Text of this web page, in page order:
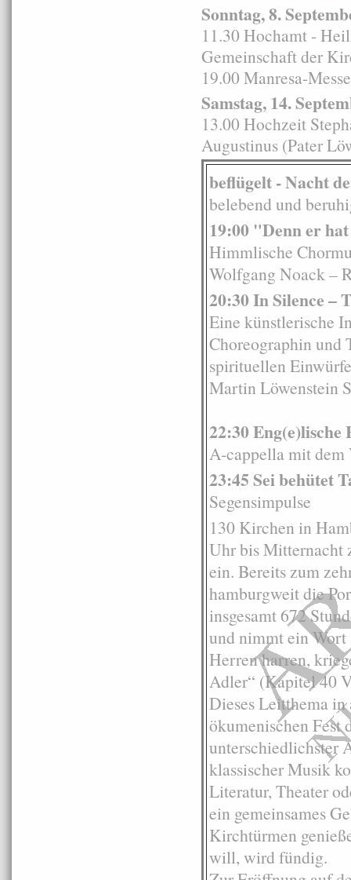
Sonntag, 8.
11.30 Hochamt -
Gemeinschaft der
19.00 Manresa-
Samstag, 14.
13.00 Hochzeit
Augustinus (Pater
beflügelt - Nacht
belebend und
19:00 "Denn er
Himmlische
Wolfgang Noack –
20:30 In Silence –
Eine künstlerische
Choreographin und
spirituellen
Martin Löwenstein
22:30 Eng(e)lische
A-cappella mit dem
23:45 Sei behütet
Segensimpulse
130 Kirchen in
Uhr bis Mitternacht
ein. Bereits zum
hamburgweit die
insgesamt 672
und nimmt ein Wort
Herren harren,
Adler“ (Kapitel 40
Dieses Leitthema in
ökumenischen Fest
unterschiedlichster
klassischer Musik
Literatur, Theater
ein gemeinsames
Kirchtürmen
will, wird fündig.